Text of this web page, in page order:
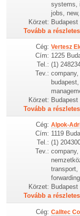
systems,
jobs,
Körzet:
Tovább a
Cég: Vertesz
Cím: 1225
Tel.: (1)
Tev.:
Körzet:
Tovább a
Cég: Alpok-
Cím: 1119
Tel.: (1)
Tev.:
forwarding
Körzet:
Tovább a
Cég: Calltec